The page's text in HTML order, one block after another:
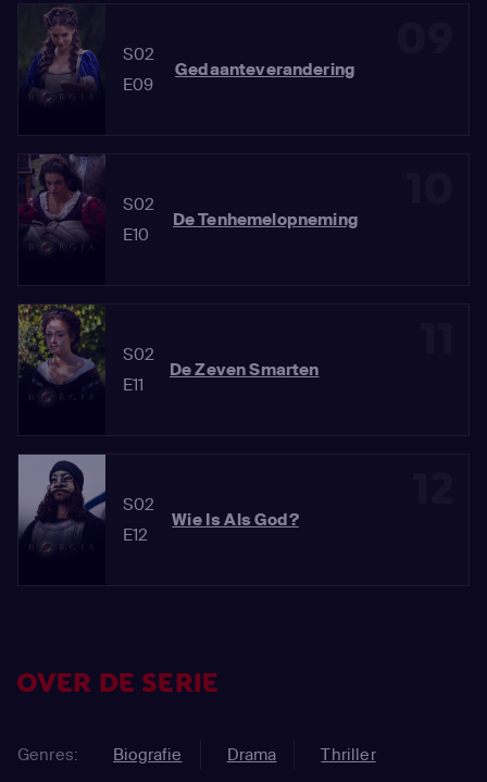
S02
E09
Gedaanteverandering
S02
E10
De Tenhemelopneming
S02
E11
De Zeven Smarten
S02
E12
Wie Is Als God?
OVER DE SERIE
Genres: Biografie Drama Thriller